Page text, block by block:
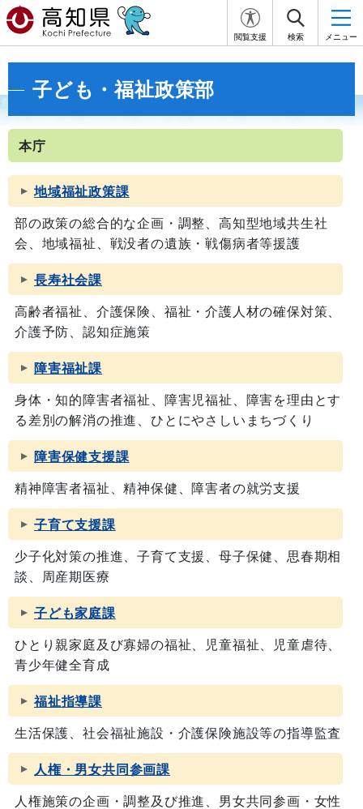
閲覧支援 検索 メニュー
子ども・福祉政策部
本庁
地域福祉政策課
部の政策の総合的な企画・調整、高知型地域共生社
会、地域福祉、戦没者の遺族・戦傷病者等援護
長寿社会課
高齢者福祉、介護保険、福祉・介護人材の確保対策、
介護予防、認知症施策
障害福祉課
身体・知的障害者福祉、障害児福祉、障害を理由とす
る差別の解消の推進、ひとにやさしいまちづくり
障害保健支援課
精神障害者福祉、精神保健、障害者の就労支援
子育て支援課
少子化対策の推進、子育て支援、母子保健、思春期相
談、周産期医療
子ども家庭課
ひとり親家庭及び寡婦の福祉、児童福祉、児童虐待、
青少年健全育成
福祉指導課
生活保護、社会福祉施設・介護保険施設等の指導監査
人権・男女共同参画課
人権施策の企画・調整及び推進、男女共同参画・女性